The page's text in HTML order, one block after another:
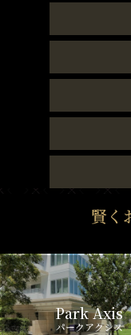
賢く
Park Axis
パークアクシス